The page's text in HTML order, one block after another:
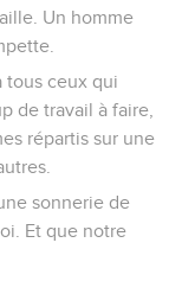
Un homme
tous ceux qui
de travail à faire,
répartis sur une
sonnerie de
Et que notre